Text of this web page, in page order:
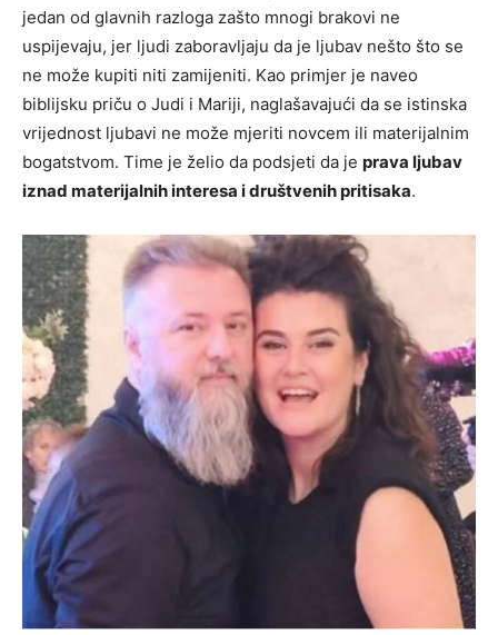
jedan od glavnih razloga zašto mnogi brakovi ne
uspijevaju, jer ljudi zaboravljaju da je ljubav nešto što se
ne može kupiti niti zamijeniti. Kao primjer je naveo
biblijsku priču o Judi i Mariji, naglašavajući da se istinska
vrijednost ljubavi ne može mjeriti novcem ili materijalnim
bogatstvom. Time je želio da podsjeti da je prava ljubav
iznad materijalnih interesa i društvenih pritisaka.